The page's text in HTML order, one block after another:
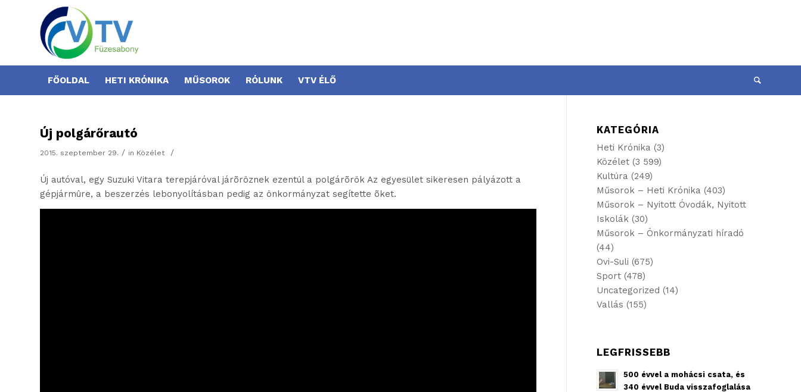
FŐOLDAL HETI KRÓNIKA MŰSOROK RÓLUNK VTV ÉLŐ
Új polgárőrautó
2015. szeptember 29. / in Közélet /
Új autóval, egy Suzuki Vitara terepjáróval járõröznek ezentúl a polgárõrök Az egyesület sikeresen pályázott a
gépjármûre, a beszerzés lebonyolításban pedig az önkormányzat segítette õket.
KATEGÓRIA
Heti Krónika (3)
Közélet (3 599)
Kultúra (249)
Műsorok – Heti Krónika (403)
Műsorok – Nyitott Óvodák, Nyitott
Iskolák (30)
Műsorok – Önkormányzati híradó
(44)
Ovi-Suli (675)
Sport (478)
Uncategorized (14)
Vallás (155)
LEGFRISSEBB
500 évvel a mohácsi csata, és
340 évvel Buda visszafoglalása